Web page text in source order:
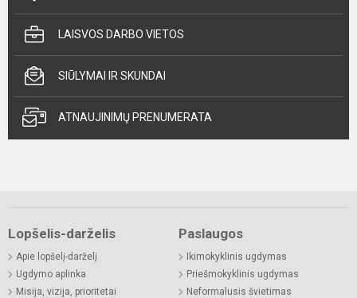
LAISVOS DARBO VIETOS
SIŪLYMAI IR SKUNDAI
ATNAUJINIMŲ PRENUMERATA
Lopšelis-darželis
Apie lopšelį-darželį
Ugdymo aplinka
Misija, vizija, prioritetai
Paslaugos
Ikimokyklinis ugdymas
Priešmokyklinis ugdymas
Neformalusis švietimas